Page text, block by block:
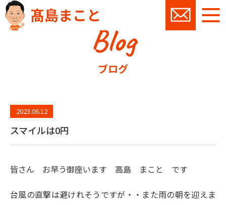
髙島まこと
Blog
ブログ
2023.06.12
スマイルは0円
皆さん お早う御座います 高島 まこと です
台風の直撃は避けれそうですが・・また雨の朝を迎えま